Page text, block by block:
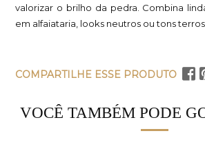
valorizar o brilho da pedra. Combina
em alfaiataria, looks neutros ou tons
COMPARTILHE ESSE PRODUTO
VOCÊ TAMBÉM PODE